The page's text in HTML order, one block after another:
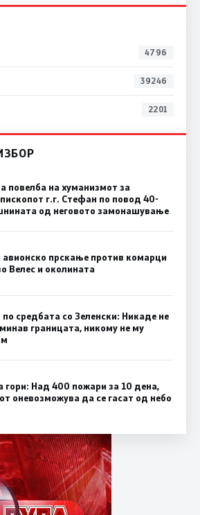
4796
39246
2201
повелба на хуманизмот за
г.г. Стефан по повод 40-
од неговото замонашување
авионско прскање против комарци
Велес и околината
по средбата со Зеленски: Никаде не
границата, никому не му
гори: Над 400 пожари за 10 дена,
оневозможува да се гасат од небо